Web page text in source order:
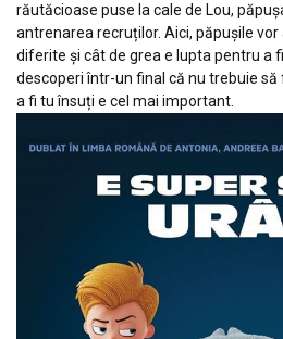
răutăcioase puse la cale de Lou,
antrenarea recruților. Aici, păpuşile
diferite și cât de grea e lupta pentru a
descoperi într-un final că nu trebuie
a fi tu însuți e cel mai important.